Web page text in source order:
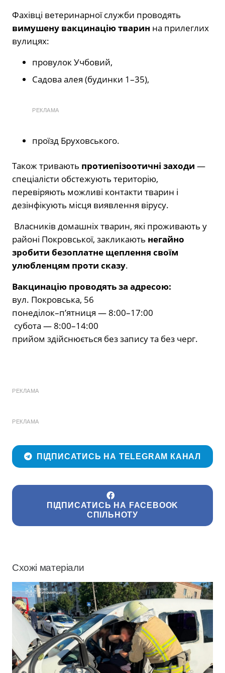
Фахівці ветеринарної служби проводять
вимушену вакцинацію тварин на прилеглих
вулицях:
провулок Учбовий,
Садова алея (будинки 1–35),
РЕКЛАМА
проїзд Бруховського.
Також тривають протиепізоотичні заходи —
спеціалісти обстежують територію,
перевіряють можливі контакти тварин і
дезінфікують місця виявлення вірусу.
Власників домашніх тварин, які проживають у
районі Покровської, закликають негайно
зробити безоплатне щеплення своїм
улюбленцям проти сказу.
Вакцинацію проводять за адресою:
вул. Покровська, 56
понеділок–п’ятниця — 8:00–17:00
субота — 8:00–14:00
прийом здійснюється без запису та без черг.
РЕКЛАМА
РЕКЛАМА
ПІДПИСАТИСЬ НА TELEGRAM КАНАЛ
ПІДПИСАТИСЬ НА FACEBOOK
СПІЛЬНОТУ
Схожі матеріали